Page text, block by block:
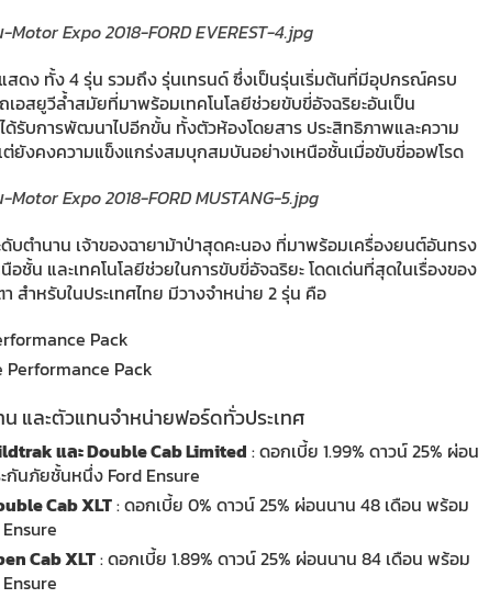
สดง ทั้ง 4 รุ่น รวมถึง รุ่นเทรนด์ ซึ่งเป็นรุ่นเริ่มต้นที่มีอุปกรณ์ครบ
เอสยูวีล้ำสมัยที่มาพร้อมเทคโนโลยีช่วยขับขี่อัจฉริยะอันเป็น
รับการพัฒนาไปอีกขั้น ทั้งตัวห้องโดยสาร ประสิทธิภาพและความ
ต่ยังคงความแข็งแกร่งสมบุกสมบันอย่างเหนือชั้นเมื่อขับขี่ออฟโรด
บตำนาน เจ้าของฉายาม้าป่าสุดคะนอง ที่มาพร้อมเครื่องยนต์อันทรง
ชั้น และเทคโนโลยีช่วยในการขับขี่อัจฉริยะ โดดเด่นที่สุดในเรื่องของ
ำหรับในประเทศไทย มีวางจำหน่าย 2 รุ่น คือ
Pack
Performance Pack
และตัวแทนจำหน่ายฟอร์ดทั่วประเทศ
และ Double Cab Limited : ดอกเบี้ย 1.99% ดาวน์ 25% ผ่อน
นภัยชั้นหนึ่ง Ford Ensure
Cab XLT: ดอกเบี้ย 0% ดาวน์ 25% ผ่อนนาน 48 เดือน พร้อม
Cab XLT: ดอกเบี้ย 1.89% ดาวน์ 25% ผ่อนนาน 84 เดือน พร้อม